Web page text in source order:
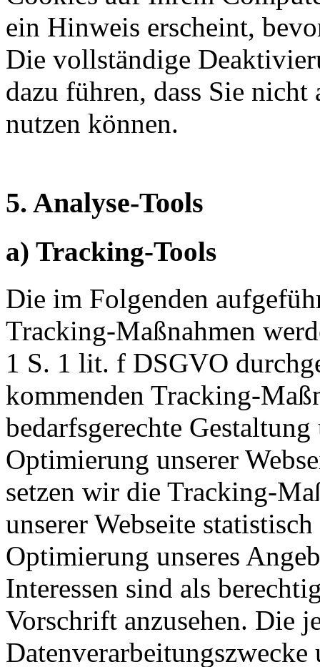
ein Hinweis erscheint,
Die vollständige
dazu führen, dass Sie
nutzen können.
5. Analyse-Tools
a) Tracking-Tools
Die im Folgenden
Tracking-Maßnahmen
1 S. 1 lit. f DSGVO
kommenden Tracking-
bedarfsgerechte
Optimierung unserer
setzen wir die Tracking-
unserer Webseite
Optimierung unseres
Interessen sind als
Vorschrift anzusehen. Die